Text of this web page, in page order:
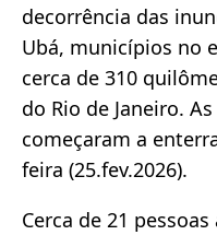
decorrência das
Ubá, municípios no
cerca de 310
do Rio de Janeiro.
começaram a
feira (25.fev.2026).
Cerca de 21